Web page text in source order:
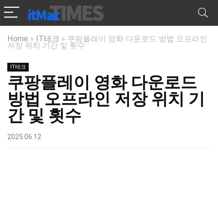
Home » IT테크 » 쿠팡플레이 영화 다운로드 방법 오프라인
저장 위치 기간 및 횟수
IT테크
쿠팡플레이 영화 다운로드
방법 오프라인 저장 위치 기
간 및 횟수
2025.06.12